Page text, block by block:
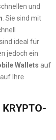
und
. Sie sind mit
ideal für
jedoch ein
Wallets auf
Ihre
KRYPTO-